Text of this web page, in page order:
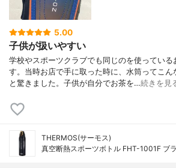
5.00
子供が扱いやすい
学校やスポーツクラブでも同じのを使っている
す。当時お店で手に取った時に、水筒ってこん
と驚きました。子供が自分でお茶を…続きを見
THERMOS(サーモス)
真空断熱スポーツボトル FHT-1001F ブ